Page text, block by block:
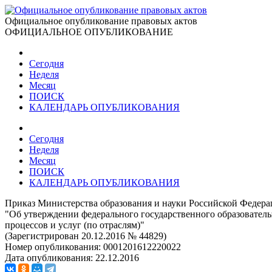
Официальное опубликование правовых актов
ОФИЦИАЛЬНОЕ ОПУБЛИКОВАНИЕ
Сегодня
Неделя
Месяц
ПОИСК
КАЛЕНДАРЬ ОПУБЛИКОВАНИЯ
Сегодня
Неделя
Месяц
ПОИСК
КАЛЕНДАРЬ ОПУБЛИКОВАНИЯ
Приказ Министерства образования и науки Российской
"Об утверждении федерального государственного
процессов и услуг (по отраслям)"
(Зарегистрирован 20.12.2016 № 44829)
Номер опубликования: 0001201612220022
Дата опубликования: 22.12.2016